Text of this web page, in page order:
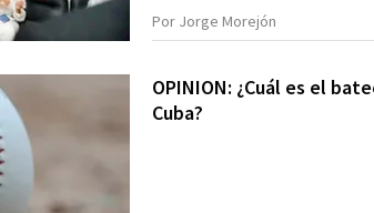
Por Jorge Morejón
OPINION: ¿Cuál es el
Cuba?